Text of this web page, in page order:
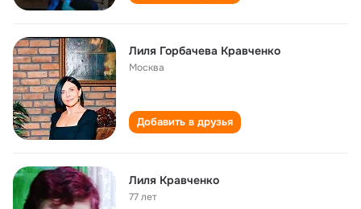
Лиля Горбачева Кравченко
Москва
Добавить в друзья
Лиля Кравченко
77 лет